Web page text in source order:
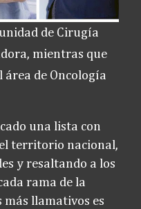
de Cirugía
mientras que
área de Oncología
una lista con
territorio nacional,
y resaltando a los
rama de la
más llamativos es